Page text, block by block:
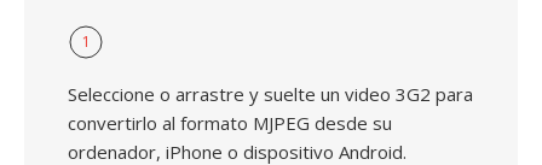
1
Seleccione o arrastre y suelte un video 3G2 para
convertirlo al formato MJPEG desde su
ordenador, iPhone o dispositivo Android.